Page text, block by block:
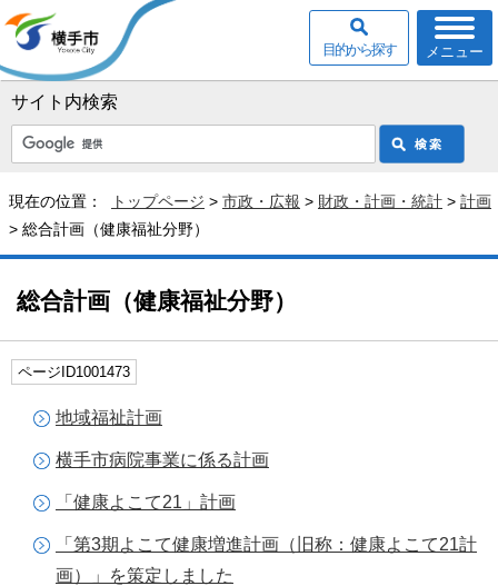
サイト内検索
メニュー
目的から探す
現在の位置： トップページ > 市政・広報 > 財政・計画・統計 > 計画
> 総合計画（健康福祉分野）
総合計画（健康福祉分野）
ページID1001473
地域福祉計画
横手市病院事業に係る計画
「健康よこて21」計画
「第3期よこて健康増進計画（旧称：健康よこて21計
画）」を策定しました